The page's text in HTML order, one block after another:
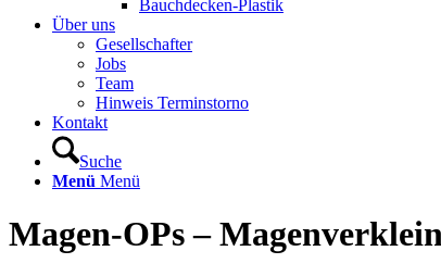
Bauchdecken-Plastik
Über uns
Gesellschafter
Jobs
Team
Hinweis Terminstorno
Kontakt
Suche
Menü Menü
Magen-OPs –